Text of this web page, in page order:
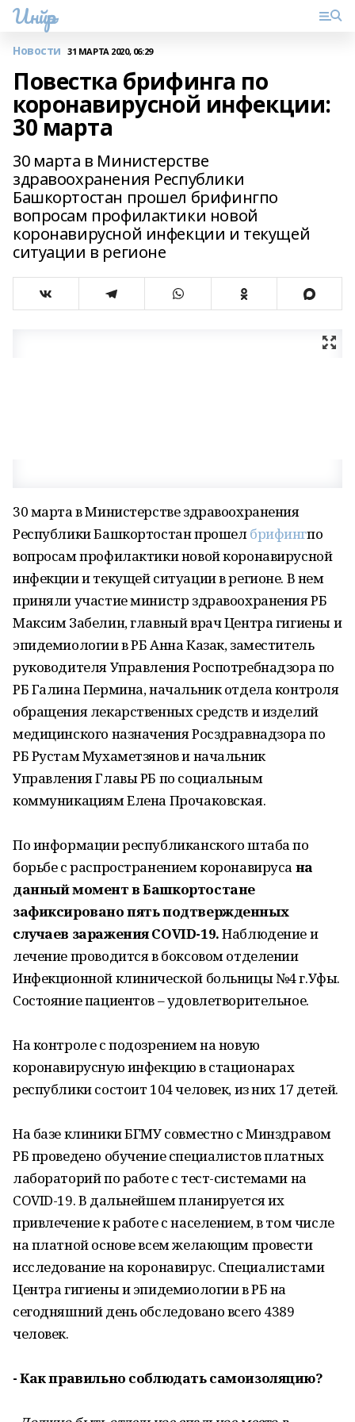
Инйәр
Новости 31 МАРТА 2020, 06:29
Повестка брифинга по
коронавирусной инфекции:
30 марта
30 марта в Министерстве
здравоохранения Республики
Башкортостан прошел брифингпо
вопросам профилактики новой
коронавирусной инфекции и текущей
ситуации в регионе
30 марта в Министерстве здравоохранения
Республики Башкортостан прошелбрифингпо
вопросам профилактики новой коронавирусной
инфекции и текущей ситуации в регионе. В нем
приняли участие министр здравоохранения РБ
Максим Забелин, главный врач Центра гигиены и
эпидемиологии в РБ Анна Казак, заместитель
руководителя Управления Роспотребнадзора по
РБ Галина Пермина, начальник отдела контроля
обращения лекарственных средств и изделий
медицинского назначения Росздравнадзора по
РБ Рустам Мухаметзянов и начальник
Управления Главы РБ по социальным
коммуникациям Елена Прочаковская.
По информации республиканского штаба по
борьбе с распространением коронавируса на
данный момент в Башкортостане
зафиксировано пять подтвержденных
случаев заражения COVID-19.Наблюдение и
лечение проводится в боксовом отделении
Инфекционной клинической больницы №4 г.Уфы.
Состояние пациентов – удовлетворительное.
На контроле с подозрением на новую
коронавирусную инфекцию в стационарах
республики состоит 104 человек, из них 17 детей.
На базе клиники БГМУ совместно с Минздравом
РБ проведено обучение специалистов платных
лабораторий по работе с тест-системами на
COVID-19. В дальнейшем планируется их
привлечение к работе с населением, в том числе
на платной основе всем желающим провести
исследование на коронавирус. Специалистами
Центра гигиены и эпидемиологии в РБ на
сегодняшний день обследовано всего 4389
человек.
- Как правильно соблюдать самоизоляцию?